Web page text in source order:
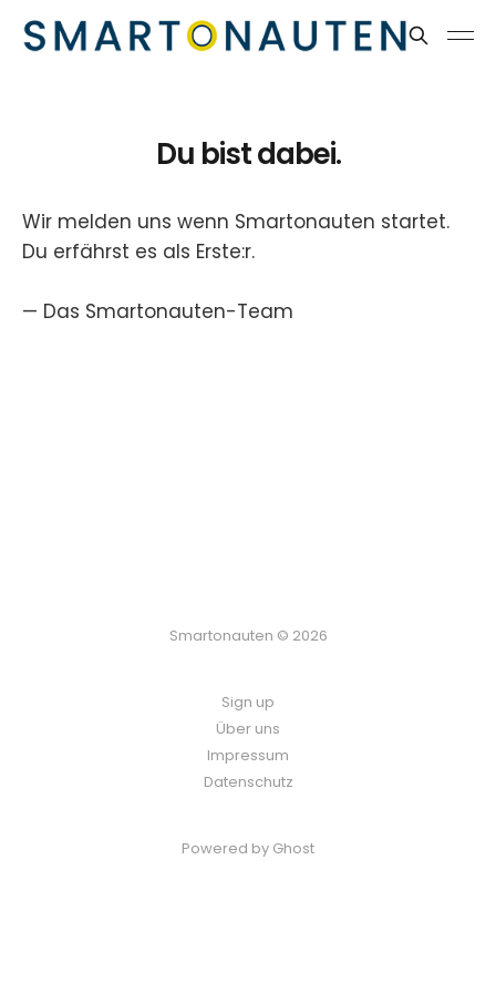
Du bist dabei.
Wir melden uns wenn Smartonauten startet.
Du erfährst es als Erste:r.
— Das Smartonauten-Team
Smartonauten © 2026
Sign up
Über uns
Impressum
Datenschutz
Powered by Ghost